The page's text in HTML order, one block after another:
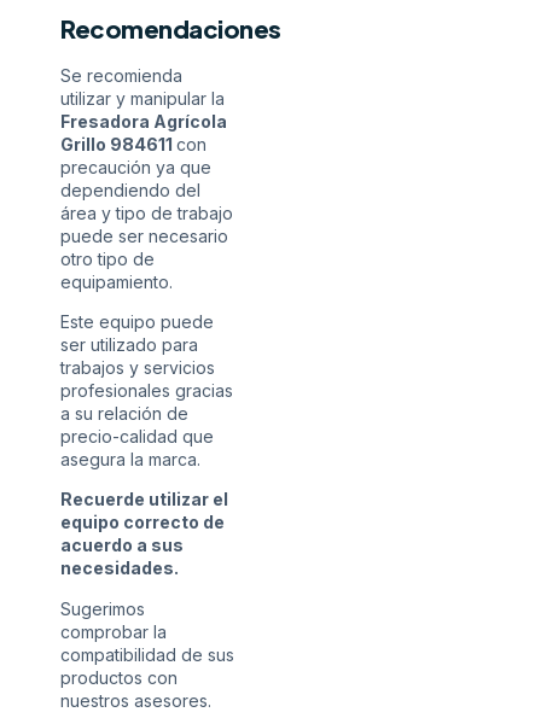
Recomendaciones
Se recomienda
utilizar y manipular la
Fresadora Agrícola
Grillo 984611 con
precaución ya que
dependiendo del
área y tipo de trabajo
puede ser necesario
otro tipo de
equipamiento.
Este equipo puede
ser utilizado para
trabajos y servicios
profesionales gracias
a su relación de
precio-calidad que
asegura la marca.
Recuerde utilizar el
equipo correcto de
acuerdo a sus
necesidades.
Sugerimos
comprobar la
compatibilidad de sus
productos con
nuestros asesores.